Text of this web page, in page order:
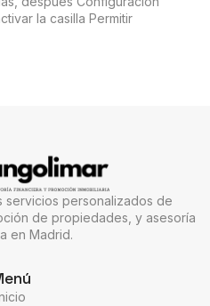
la casilla Permitir
servicios personalizados de
de propiedades, y asesoría
en Madrid.